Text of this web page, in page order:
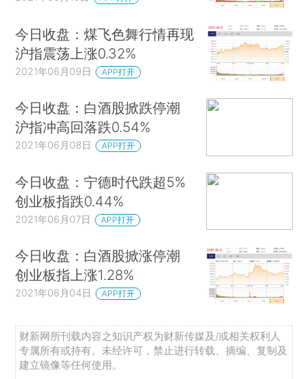
今日收盘：煤飞色舞行情再现
沪指震荡上涨0.32%
2021年06月09日 APP打开
今日收盘：白酒股掀跌停潮
沪指冲高回落跌0.54%
2021年06月08日 APP打开
今日收盘：宁德时代跌超5%
创业板指跌0.44%
2021年06月07日 APP打开
今日收盘：白酒股掀涨停潮
创业板指上涨1.28%
2021年06月04日 APP打开
财新网所刊载内容之知识产权为财新传媒及/或相关权利人
专属所有或持有。未经许可，禁止进行转载、摘编、复制及
建立镜像等任何使用。